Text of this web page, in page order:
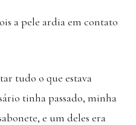
a pele ardia em contato
tudo o que estava
tinha passado, minha
e um deles era